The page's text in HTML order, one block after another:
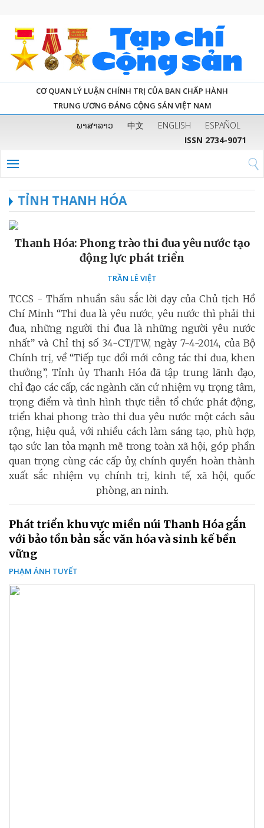
CƠ QUAN LÝ LUẬN CHÍNH TRỊ CỦA BAN CHẤP HÀNH
TRUNG ƯƠNG ĐẢNG CỘNG SẢN VIỆT NAM
ພາສາລາວ 中文 ENGLISH
ESPAÑOL
ISSN 2734-9071
TỈNH THANH HÓA
Thanh Hóa: Phong trào thi đua yêu nước tạo
động lực phát triển
TRẦN LÊ VIỆT
TCCS - Thấm nhuần sâu sắc lời dạy của Chủ tịch Hồ
Chí Minh “Thi đua là yêu nước, yêu nước thì phải thi
đua, những người thi đua là những người yêu nước
nhất” và Chỉ thị số 34-CT/TW, ngày 7-4-2014, của Bộ
Chính trị, về “Tiếp tục đổi mới công tác thi đua, khen
thưởng”, Tỉnh ủy Thanh Hóa đã tập trung lãnh đạo,
chỉ đạo các cấp, các ngành căn cứ nhiệm vụ trọng tâm,
trọng điểm và tình hình thực tiễn tổ chức phát động,
triển khai phong trào thi đua yêu nước một cách sâu
rộng, hiệu quả, với nhiều cách làm sáng tạo, phù hợp,
tạo sức lan tỏa mạnh mẽ trong toàn xã hội, góp phần
quan trọng cùng các cấp ủy, chính quyền hoàn thành
xuất sắc nhiệm vụ chính trị, kinh tế, xã hội, quốc
phòng, an ninh.
Phát triển khu vực miền núi Thanh Hóa gắn
với bảo tồn bản sắc văn hóa và sinh kế bền
vững
PHẠM ÁNH TUYẾT